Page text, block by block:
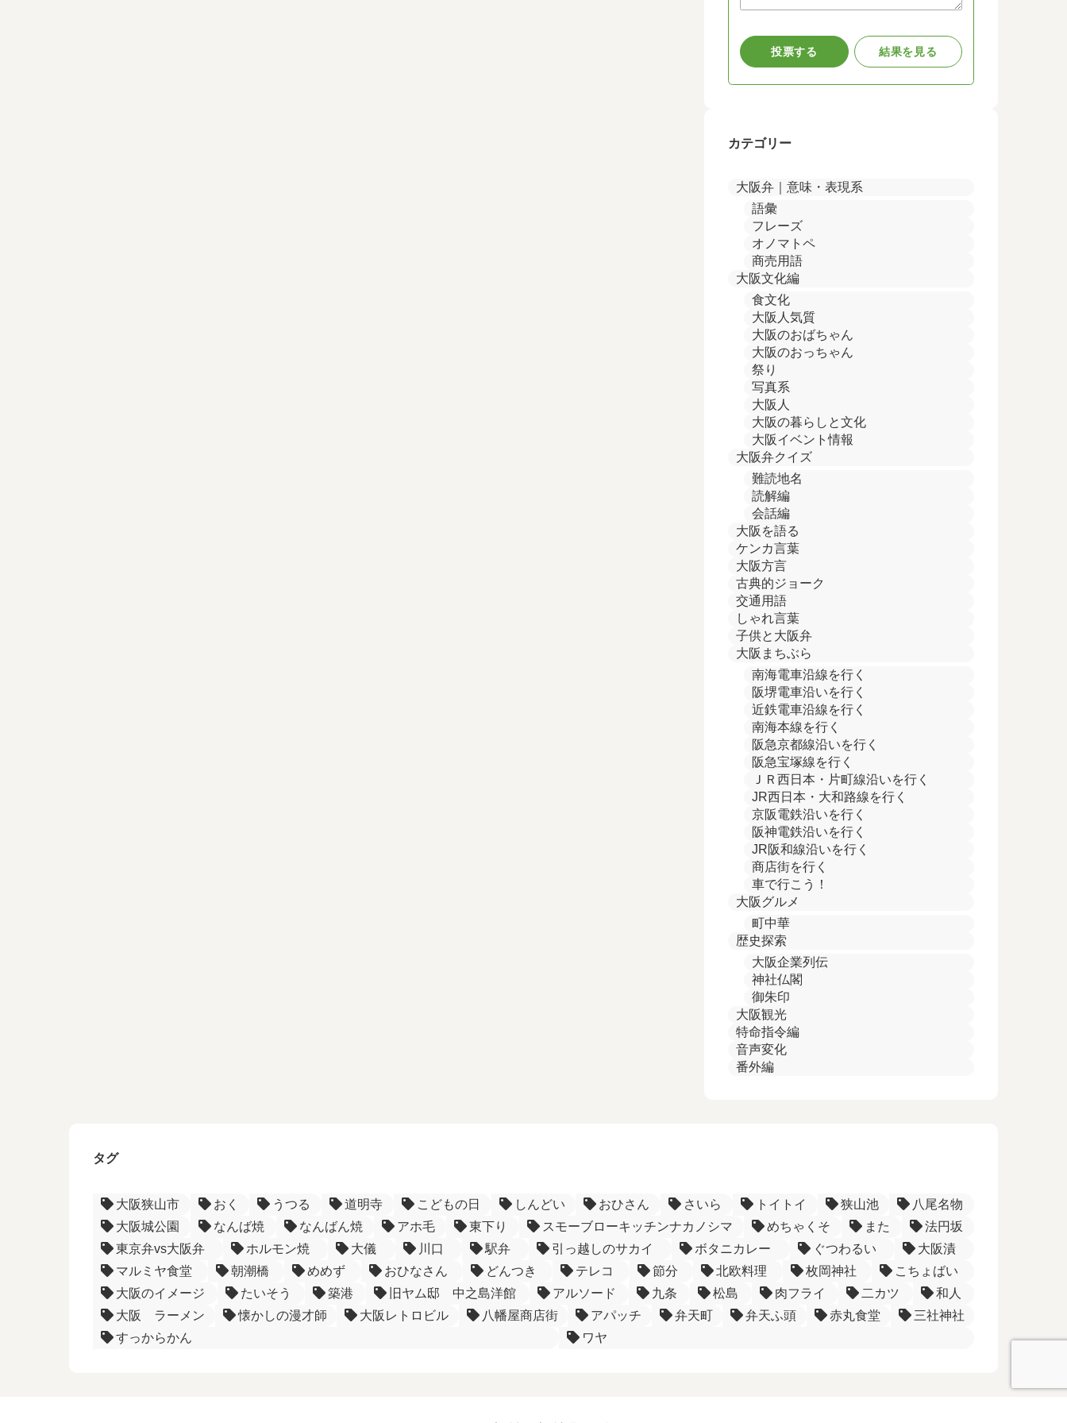
カテゴリー
大阪弁｜意味・表現系
語彙
フレーズ
オノマトペ
商売用語
大阪文化編
食文化
大阪人気質
大阪のおばちゃん
大阪のおっちゃん
祭り
写真系
大阪人
大阪の暮らしと文化
大阪イベント情報
大阪弁クイズ
難読地名
読解編
会話編
大阪を語る
ケンカ言葉
大阪方言
古典的ジョーク
交通用語
しゃれ言葉
子供と大阪弁
大阪まちぶら
南海電車沿線を行く
阪堺電車沿いを行く
近鉄電車沿線を行く
南海本線を行く
阪急京都線沿いを行く
阪急宝塚線を行く
ＪＲ西日本・片町線沿いを行く
JR西日本・大和路線を行く
京阪電鉄沿いを行く
阪神電鉄沿いを行く
JR阪和線沿いを行く
商店街を行く
車で行こう！
大阪グルメ
町中華
歴史探索
大阪企業列伝
神社仏閣
御朱印
大阪観光
特命指令編
音声変化
番外編
タグ
大阪狭山市 おく うつる 道明寺 こどもの日 しんどい おひさん さいら トイトイ 狭山池
八尾名物
大阪城公園
なんば焼 なんばん焼 アホ毛 東下り スモーブローキッチンナカノシマ めちゃくそ また
法円坂
東京弁vs大阪弁
ホルモン焼 大儀 川口 駅弁 引っ越しのサカイ ボタニカレー ぐつわるい
大阪漬
マルミヤ食堂
朝潮橋 めめず おひなさん どんつき テレコ 節分 北欧料理 枚岡神社
こちょばい
大阪のイメージ
たいそう 築港 旧ヤム邸 中之島洋館 アルソード 九条 松島 肉フライ 二カツ
和人
大阪 ラーメン
懐かしの漫才師 大阪レトロビル 八幡屋商店街 アパッチ 弁天町 弁天ふ頭 赤丸食堂
三社神社
すっからかん
ワヤ